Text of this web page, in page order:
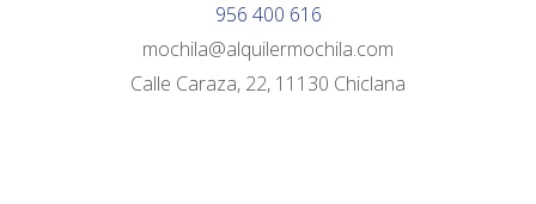
956 400 616
mochila@alquilermochila.com
Calle Caraza, 22, 11130 Chiclana